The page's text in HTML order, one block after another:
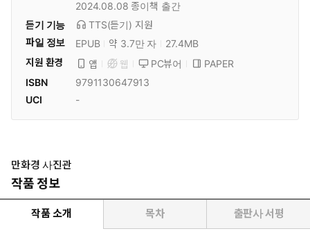
2024.08.08 종이책 출간
듣기 기능
TTS(듣기) 지원
파일 정보
EPUB 약 3.7만 자
27.4MB
지원 환경
앱 웹 PC뷰어
PAPER
ISBN
9791130647913
UCI
-
만화경 사진관
작품 정보
작품 소개 목차 출판사 서평